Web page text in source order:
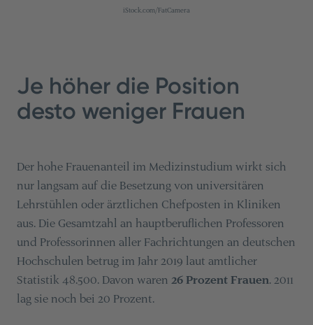
iStock.com/FatCamera
Je höher die Position
desto weniger Frauen
Der hohe Frauenanteil im Medizinstudium wirkt sich
nur langsam auf die Besetzung von universitären
Lehrstühlen oder ärztlichen Chefposten in Kliniken
aus. Die Gesamtzahl an hauptberuflichen Professoren
und Professorinnen aller Fachrichtungen an deutschen
Hochschulen betrug im Jahr 2019 laut amtlicher
Statistik 48.500. Davon waren 26 Prozent Frauen. 2011
lag sie noch bei 20 Prozent.